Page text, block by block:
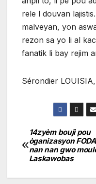
rele l douvan
malveyan, yon
rezon sa yo li al
fanatik li bay rejim
Sérondier
de
l'article
14zyèm bouji pou
òganizasyon
nan nan gwo
Laskawobas